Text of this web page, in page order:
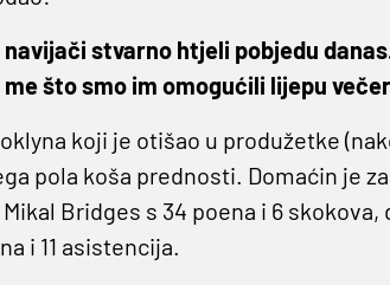
stvarno htjeli pobjedu
što smo im omogućili lijepu
koji je otišao u produžetke
pola koša prednosti. Domaćin je
Bridges s 34 poena i 6 skokova,
i 11 asistencija.